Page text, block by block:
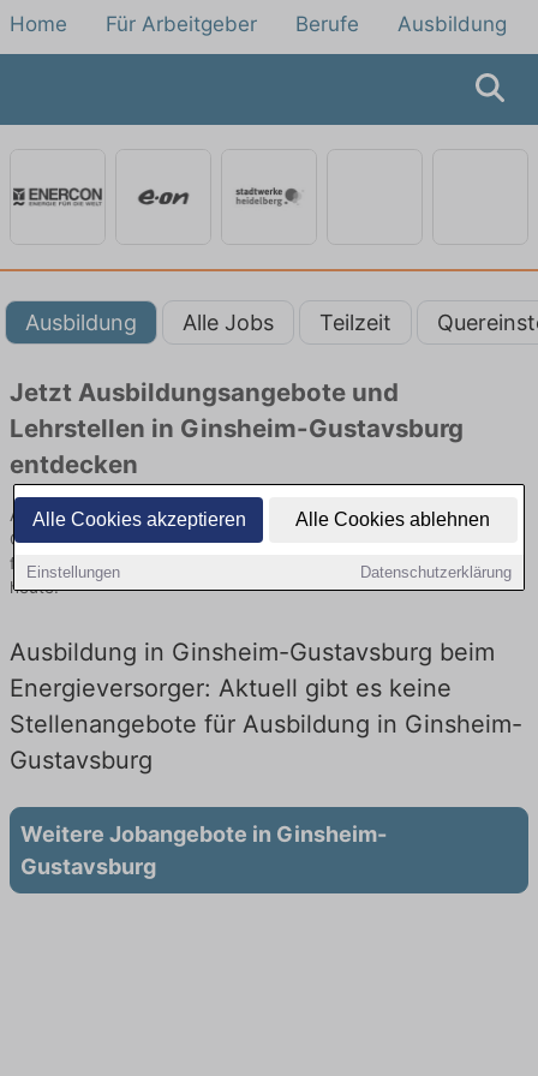
Alle Cookies akzeptieren Alle Cookies ablehnen
Einstellungen Datenschutzerklärung
Home Für Arbeitgeber Berufe Ausbildung
Ausbildung Alle Jobs Teilzeit
Jetzt Ausbildungsangebote und
Lehrstellen in Ginsheim-Gustavsburg
entdecken
Ausbildungsangebote beim Energieversorger in Ginsheim-
Gustavsburg finden Sie von namhaften Firmen. Entdecken Sie
freie Optionen von Top-Arbeitgebern und bewerben Sie sich noch
heute.
Ausbildung in Ginsheim-Gustavsburg beim
Energieversorger: Aktuell gibt es keine
Stellenangebote für Ausbildung in Ginsheim-
Gustavsburg
Weitere Jobangebote in Ginsheim-
Gustavsburg